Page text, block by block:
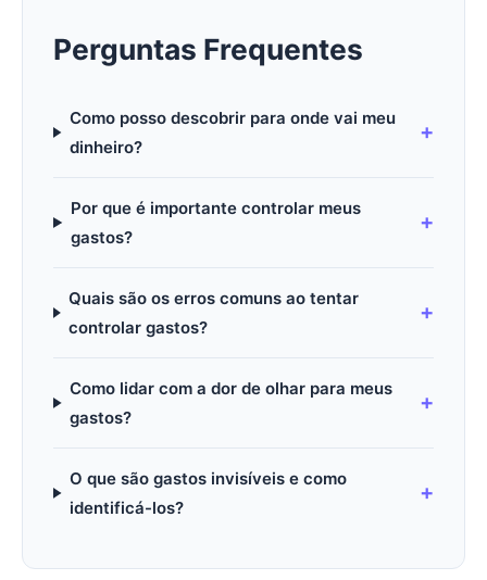
Perguntas Frequentes
Como posso descobrir para onde vai meu
dinheiro?
Por que é importante controlar meus
gastos?
Quais são os erros comuns ao tentar
controlar gastos?
Como lidar com a dor de olhar para meus
gastos?
O que são gastos invisíveis e como
identificá-los?